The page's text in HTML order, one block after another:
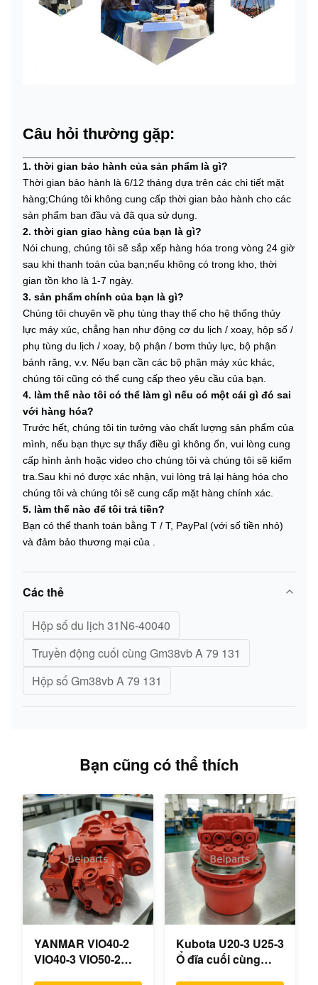
Câu hỏi thường gặp:
1. thời gian bảo hành của sản phẩm là gì?
Thời gian bảo hành là 6/12 tháng dựa trên các chi tiết mặt
hàng;Chúng tôi không cung cấp thời gian bảo hành cho các
sản phẩm ban đầu và đã qua sử dụng.
2. thời gian giao hàng của bạn là gì?
Nói chung, chúng tôi sẽ sắp xếp hàng hóa trong vòng 24 giờ
sau khi thanh toán của bạn;nếu không có trong kho, thời
gian tồn kho là 1-7 ngày.
3. sản phẩm chính của bạn là gì?
Chúng tôi chuyên về phụ tùng thay thế cho hệ thống thủy
lực máy xúc, chẳng hạn như động cơ du lịch / xoay, hộp số /
phụ tùng du lịch / xoay, bộ phận / bơm thủy lực, bộ phận
bánh răng, v.v. Nếu bạn cần các bộ phận máy xúc khác,
chúng tôi cũng có thể cung cấp theo yêu cầu của bạn.
4. làm thế nào tôi có thể làm gì nếu có một cái gì đó sai
với hàng hóa?
Trước hết, chúng tôi tin tưởng vào chất lượng sản phẩm của
mình, nếu bạn thực sự thấy điều gì không ổn, vui lòng cung
cấp hình ảnh hoặc video cho chúng tôi và chúng tôi sẽ kiểm
tra.Sau khi nó được xác nhận, vui lòng trả lại hàng hóa cho
chúng tôi và chúng tôi sẽ cung cấp mặt hàng chính xác.
5. làm thế nào để tôi trả tiền?
Bạn có thể thanh toán bằng T / T, PayPal (với số tiền nhỏ)
và đảm bảo thương mại của .
Các thẻ
Hộp số du lịch 31N6-40040
Truyền động cuối cùng Gm38vb A 79 131
Hộp số Gm38vb A 79 131
Bạn cũng có thể thích
YANMAR VIO40-2
VIO40-3 VIO50-2
Kubota U20-3 U25-3
Ổ đĩa cuối cùng